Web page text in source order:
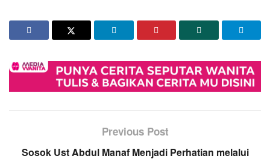
Previous Post
Sosok Ust Abdul Manaf Menjadi Perhatian melalui